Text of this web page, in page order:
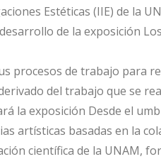
Estéticas (IIE) de la
de la exposición
procesos de trabajo
del trabajo que se
la exposición Desde el
artísticas basadas en la
científica de la UNAM,